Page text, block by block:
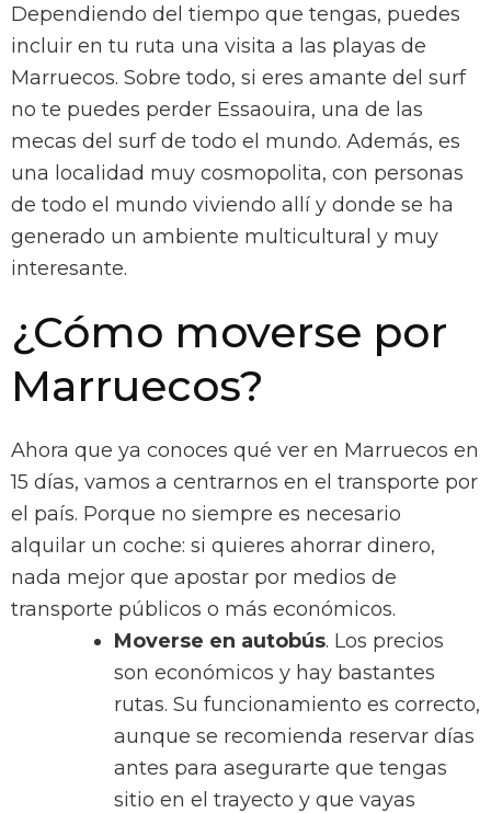
Dependiendo del tiempo que tengas, puedes
incluir en tu ruta una visita a las playas de
Marruecos. Sobre todo, si eres amante del surf
no te puedes perder Essaouira, una de las
mecas del surf de todo el mundo. Además, es
una localidad muy cosmopolita, con personas
de todo el mundo viviendo allí y donde se ha
generado un ambiente multicultural y muy
interesante.
¿Cómo moverse por
Marruecos?
Ahora que ya conoces qué ver en Marruecos en
15 días, vamos a centrarnos en el transporte por
el país. Porque no siempre es necesario
alquilar un coche: si quieres ahorrar dinero,
nada mejor que apostar por medios de
transporte públicos o más económicos.
Moverse en autobús. Los precios
son económicos y hay bastantes
rutas. Su funcionamiento es correcto,
aunque se recomienda reservar días
antes para asegurarte que tengas
sitio en el trayecto y que vayas